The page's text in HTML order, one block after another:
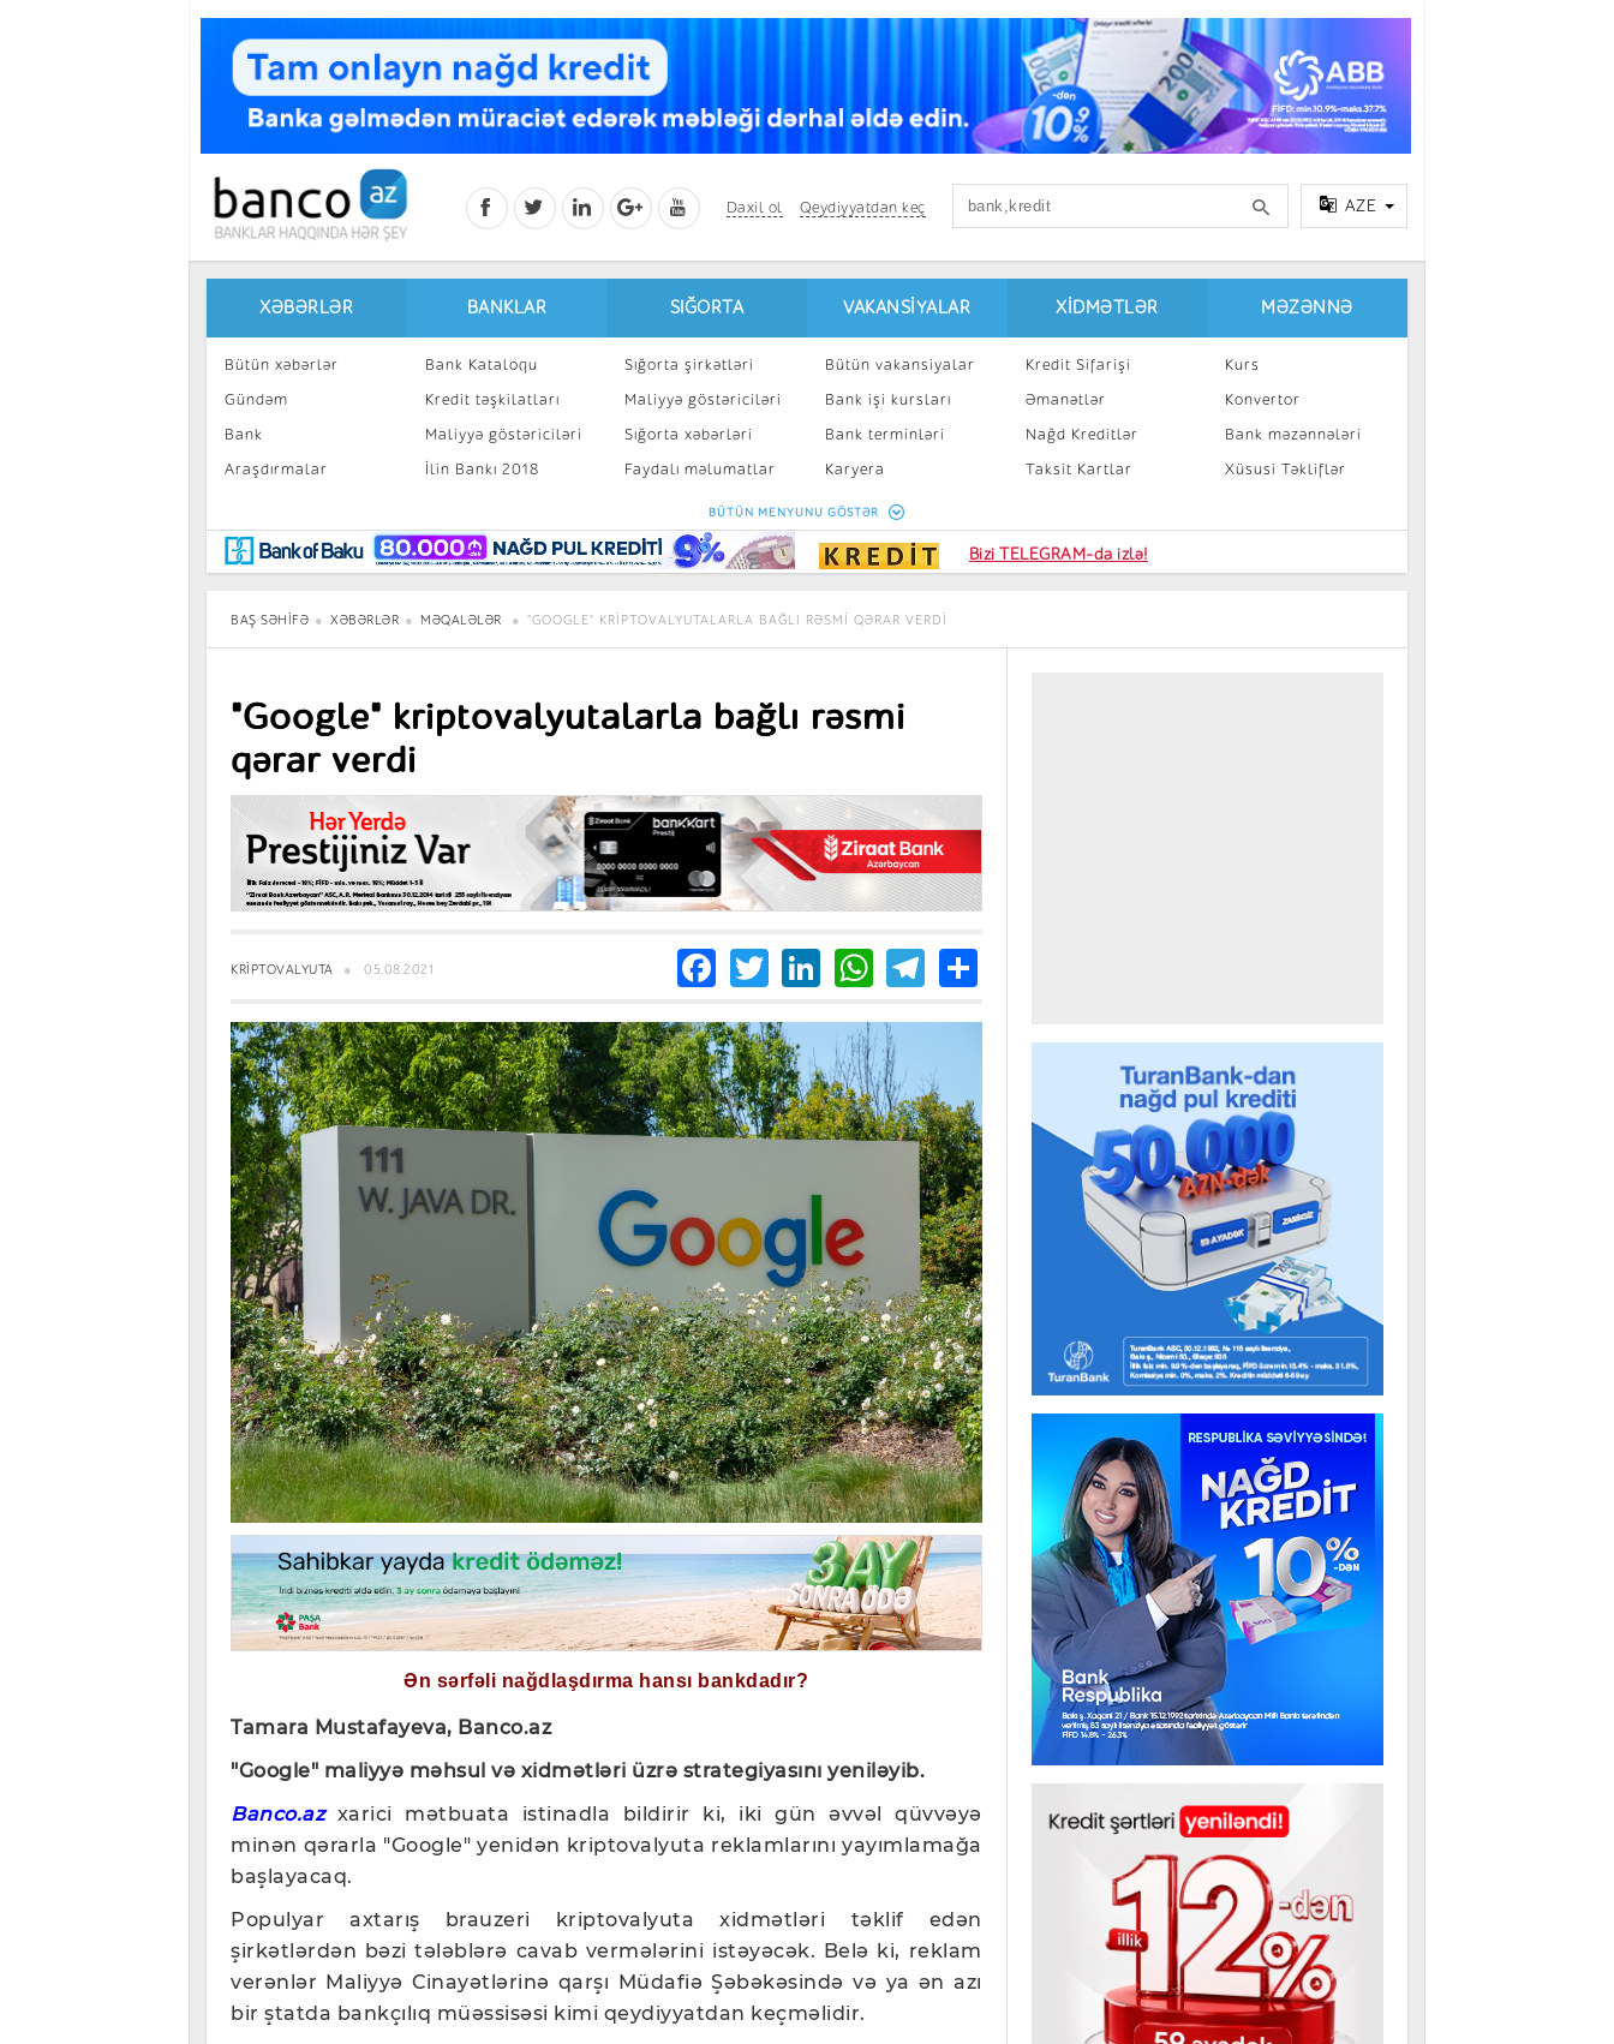
Daxil ol Qeydiyyatdan keç AZE
XƏBƏRLƏR
Bütün xəbərlər
Gündəm
Bank
Araşdırmalar
Maraqlı
BancoTV
Müsahibə
BANKLAR
Bank Kataloqu
Kredit təşkilatları
Maliyyə göstəriciləri
İlin Bankı 2018
SIĞORTA
Sığorta şirkətləri
Maliyyə göstəriciləri
Sığorta xəbərləri
Faydalı məlumatlar
Sığorta kalkulyatoru
VAKANSIYALAR
Bütün vakansiyalar
Bank işi kursları
Bank terminləri
Karyera
Peşakar inkişaf
XIDMƏTLƏR
Kredit Sifarişi
Əmanətlər
Nağd Kreditlər
Taksit Kartlar
Kart sifarişi
MƏZƏNNƏ
Kurs
Konvertor
Bank məzənnələri
Xüsusi Təkliflər
BÜTÜN MENYUNU GÖSTƏR
Bizi TELEGRAM-da izlə!
BAŞ SƏHIFƏ XƏBƏRLƏR MƏQALƏLƏR "GOOGLE" KRIPTOVALYUTALARLA BAĞLI RƏSMI QƏRAR VERDI
"Google" kriptovalyutalarla bağlı rəsmi
qərar verdi
KRIPTOVALYUTA 05.08.2021 Facebook
TwitterLinkedIn
WhatsApp
Telegram
Share
Ən sərfəli nağdlaşdırma hansı bankdadır?
Tamara Mustafayeva, Banco.az
"Google" maliyyə məhsul və xidmətləri üzrə strategiyasını yeniləyib.
Banco.azxarici mətbuata istinadla bildirir ki, iki gün əvvəl qüvvəyə
minən qərarla "Google" yenidən kriptovalyuta reklamlarını yayımlamağa
başlayacaq.
Populyar axtarış brauzeri kriptovalyuta xidmətləri təklif edən
şirkətlərdən bəzi tələblərə cavab vermələrini istəyəcək. Belə ki, reklam
verənlər Maliyyə Cinayətlərinə qarşı Müdafiə Şəbəkəsində və ya ən azı
bir ştatda bankçılıq müəssisəsi kimi qeydiyyatdan keçməlidir.